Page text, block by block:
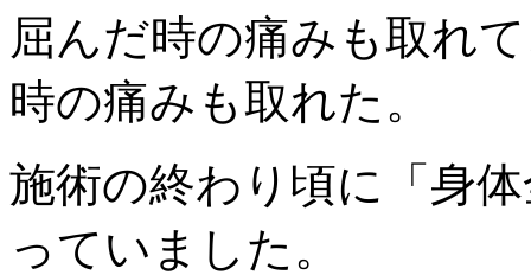
屈んだ時の痛みも取れ
時の痛みも取れた。
施術の終わり頃に「身
っていました。